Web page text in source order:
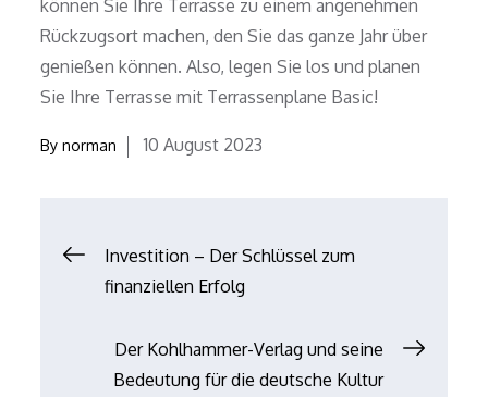
können Sie Ihre Terrasse zu einem angenehmen
Rückzugsort machen, den Sie das ganze Jahr über
genießen können. Also, legen Sie los und planen
Sie Ihre Terrasse mit Terrassenplane Basic!
Bynorman
Posted
10 August 2023
Beitrags-
Navigation
Investition – Der Schlüssel zum
finanziellen Erfolg
Der Kohlhammer-Verlag und seine
Bedeutung für die deutsche Kultur